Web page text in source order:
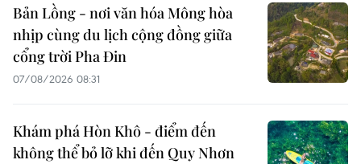
Bản Lồng - nơi văn hóa Mông hòa
nhịp cùng du lịch cộng đồng giữa
cổng trời Pha Đin
07/08/2026 08:31
Khám phá Hòn Khô - điểm đến
không thể bỏ lỡ khi đến Quy Nhơn